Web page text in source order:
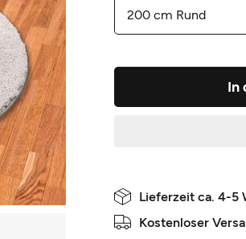
In
Lieferzeit ca. 4-5
Kostenloser